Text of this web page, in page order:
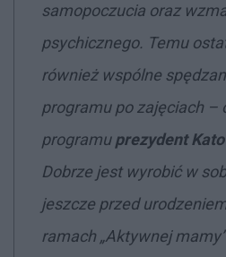
samopoczucia oraz
psychicznego. Temu
również wspólne
programu po zajęciach –
programuprezydent
Dobrze jest wyrobić w
jeszcze przed
ramach „Aktywnej